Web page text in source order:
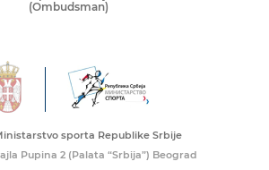
(Ombudsman)
sporta Republike Srbije
Pupina 2 (Palata “Srbija”) Beograd